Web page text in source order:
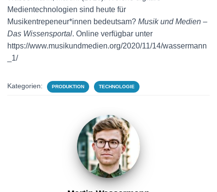
Medientechnologien sind heute für
Musikentrepeneur*innen bedeutsam? Musik undMedien –
Das Wissensportal. Online verfügbar unter
https://www.musikundmedien.org/2020/11/14/wassermann
_1/
Kategorien: PRODUKTION TECHNOLOGIE